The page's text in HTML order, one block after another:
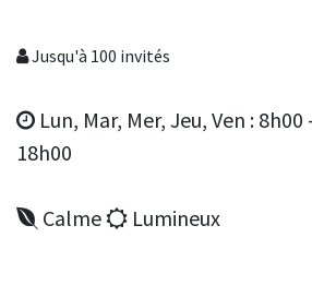
Jusqu'à 100 invités
Lun, Mar, Mer, Jeu, Ven :
18h00
Calme Lumineux